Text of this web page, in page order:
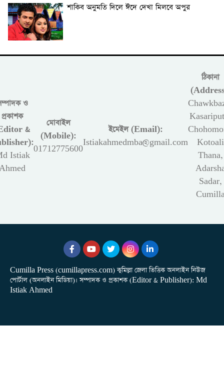
শাকিব অনুমতি দিলে ঈদে দেখা মিলবে অপুর
ও
প্রকাশক
&
Istiak
মোবাইল
(Mobile):
01712775600
ইমেইল (Email):
Istiakahmedmba@gmail.com
ঠিকানা
Kotoali
Thana,
Sadar,
Cumilla Press (cumillapress.com) কুমিল্লা জেলা ভিত্তিক অনলাইন নিউজ
পোর্টাল (অনলাইন মিডিয়া)। সম্পাদক ও প্রকাশক (Editor & Publisher): Md
Istiak Ahmed